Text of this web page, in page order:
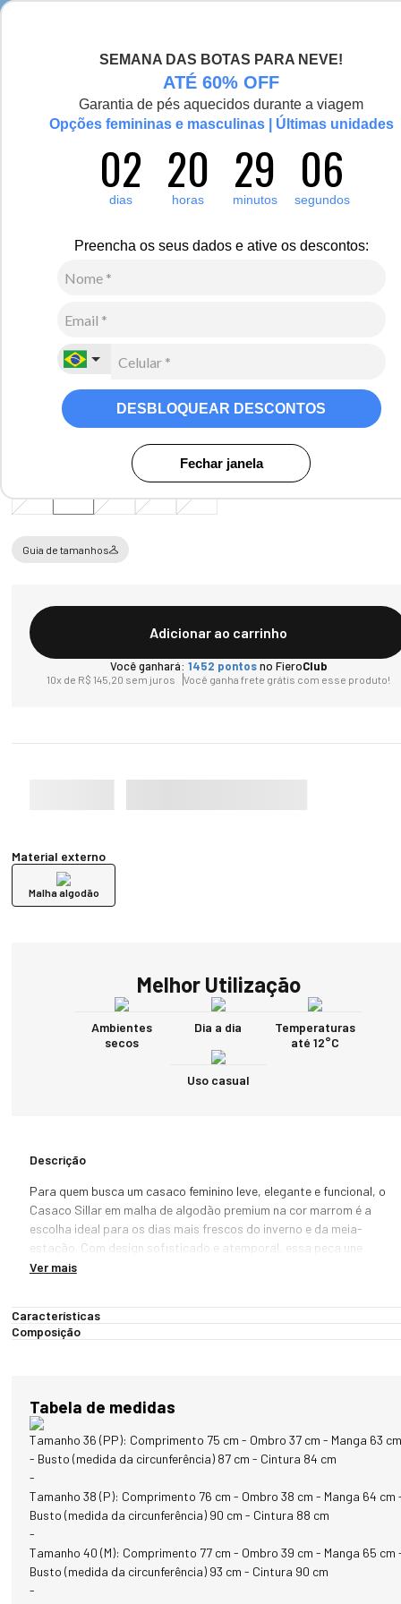
SEMANA DAS BOTAS PARA NEVE!
ATÉ 60% OFF
Garantia de pés aquecidos durante a viagem
Opções femininas e masculinas | Últimas unidades
02
dias 20
horas 29
minutos 06
segundos
Preencha os seus dados e ative os descontos:
DESBLOQUEAR DESCONTOS
Fechar janela
Vestuário Casaco
Avaliação
00
Marrom
PP P M G GG
Guia de tamanhos
Adicionar ao carrinho
Você ganhará: 1452 pontosno FieroClub
10x de R$ 145,20 sem juros Você ganha frete grátis com esse produto!
Material externo
Malha algodão
Melhor Utilização
Ambientes
secos
Dia a dia
Temperaturas
até 12°C
Uso casual
Descrição
Para quem busca um casaco feminino leve, elegante e funcional, o
Casaco Sillar em malha de algodão premium na cor marrom é a
escolha ideal para os dias mais frescos do inverno e da meia-
estação. Com design sofisticado e atemporal, essa peça une
conforto, versatilidade e estilo em um só produto.
casaco proporciona toque macio, caimento impecável e sensação
agradável ao vestir. A gola alta reforça a proteção contra o vento e
pessoais como celular, documentos ou chaves com segurança.
Na parte interna, o casaco recebe a etiqueta exclusiva Fiero Name,
onde é possível adicionar nome e telefone para identificação em
aplicações da marca Fiero e do mascote da marca, conferindo um
acabamento diferenciado e cheio de personalidade.
O tom marrom oferece um visual neutro, fácil de combinar com
diferentes peças do guarda-roupa de inverno, ideal para looks
Ver mais
Características
Composição
Tabela de medidas
Tamanho 36 (PP): Comprimento 75 cm - Ombro 37 cm - Manga 63 cm
- Busto (medida da circunferência) 87 cm - Cintura 84 cm
-
Tamanho 38 (P): Comprimento 76 cm - Ombro 38 cm - Manga 64 cm
Busto (medida da circunferência) 90 cm - Cintura 88 cm
-
Tamanho 40 (M): Comprimento 77 cm - Ombro 39 cm - Manga 65 cm
Busto (medida da circunferência) 93 cm - Cintura 90 cm
-